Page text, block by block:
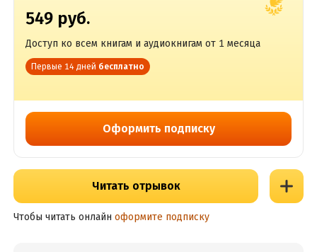
549 руб.
Доступ ко всем книгам и аудиокнигам от 1 месяца
Первые 14 дней бесплатно
Оформить подписку
Читать отрывок
Чтобы читать онлайн оформите подписку